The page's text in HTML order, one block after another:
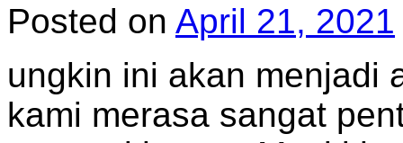
Posted on April 21, 2021
ungkin ini akan menjadi
kami merasa sangat